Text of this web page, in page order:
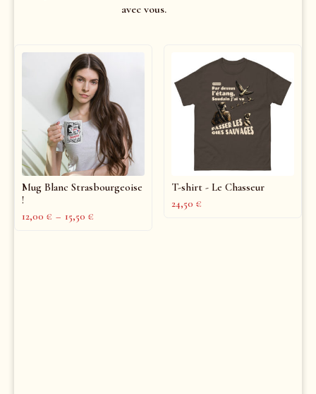
avec vous.
Mug Blanc Strasbourgeoise
!
12,00 € – 15,50 €
T-shirt - Le Chasseur
24,50 €